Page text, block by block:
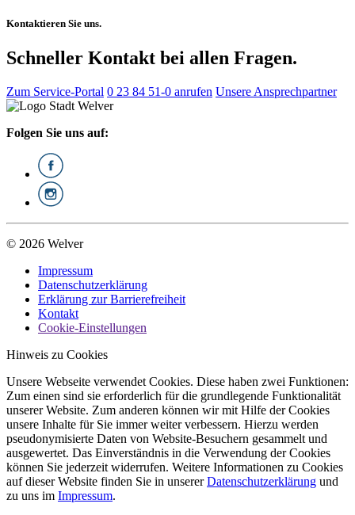
Kontaktieren Sie uns.
Schneller Kontakt bei allen Fragen.
Zum Service-Portal 0 23 84 51-0 anrufen Unsere Ansprechpartner
Folgen Sie uns auf:
© 2026 Welver
Impressum
Datenschutzerklärung
Erklärung zur Barrierefreiheit
Kontakt
Cookie-Einstellungen
Hinweis zu Cookies
Unsere Webseite verwendet Cookies. Diese haben zwei Funktionen:
Zum einen sind sie erforderlich für die grundlegende Funktionalität
unserer Website. Zum anderen können wir mit Hilfe der Cookies
unsere Inhalte für Sie immer weiter verbessern. Hierzu werden
pseudonymisierte Daten von Website-Besuchern gesammelt und
ausgewertet. Das Einverständnis in die Verwendung der Cookies
können Sie jederzeit widerrufen. Weitere Informationen zu Cookies
auf dieser Website finden Sie in unsererDatenschutzerklärung und
zu uns im Impressum.